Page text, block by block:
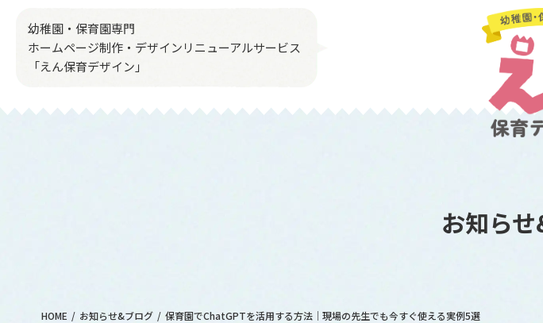
幼稚園・保育園専門
ホームページ制作・デザインリニューアルサービス
「えん保育デザイン」
お知ら
HOME お知らせ&ブログ 保育園でChatGPTを活用する方法｜現場の先生でも今すぐ使える実例5選